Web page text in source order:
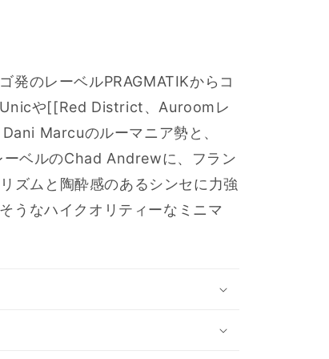
発のレーベルPRAGMATIKからコ
や[[Red District、Auroomレ
Marcuのルーマニア勢と、
ベルのChad Andrewに、フラン
ズムと陶酔感のあるシンセに力強
うなハイクオリティーなミニマ